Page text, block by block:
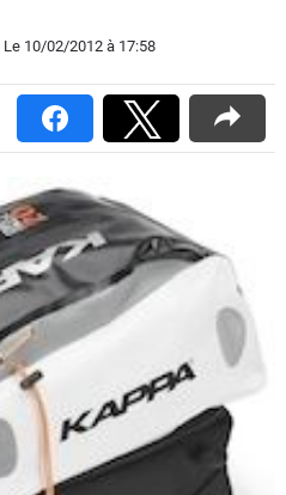
Le 10/02/2012 à 17:58